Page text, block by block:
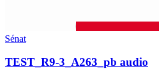
Sénat
TEST_R9-3_A263_pb audio